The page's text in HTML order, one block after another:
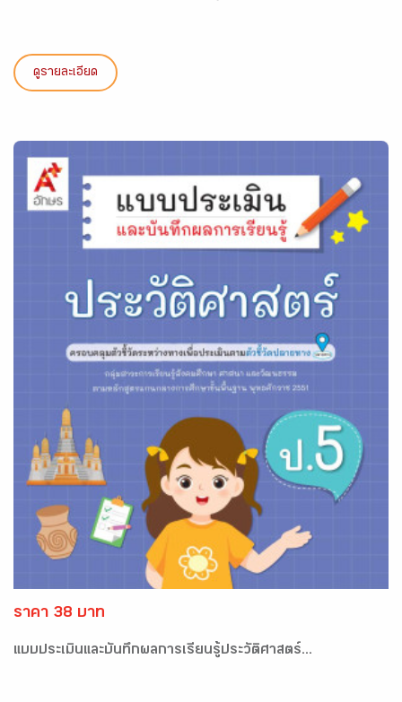
ดูรายละเอียด
ราคา 38 บาท
แบบประเมินและบันทึกผลการเรียนรู้ประวัติศาสตร์...